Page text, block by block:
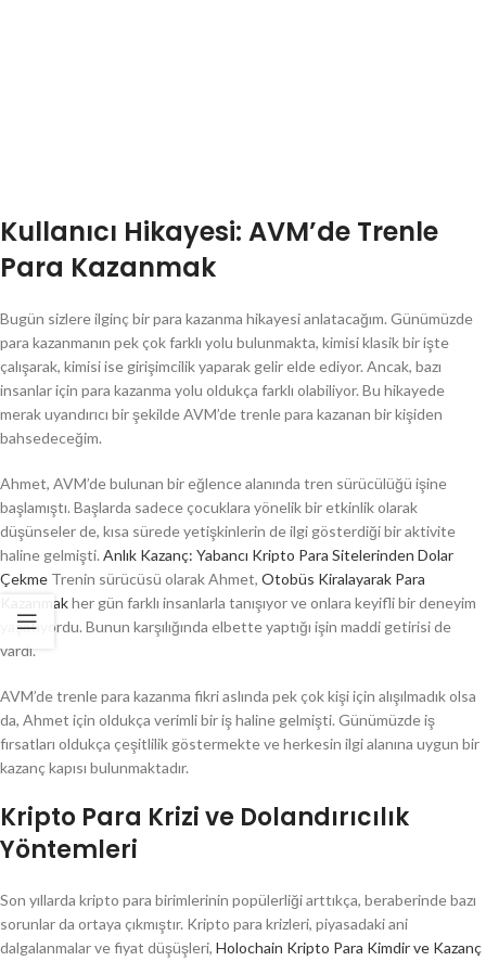
Kullanıcı Hikayesi: AVM’de Trenle
Para Kazanmak
Bugün sizlere ilginç bir para kazanma hikayesi anlatacağım. Günümüzde
para kazanmanın pek çok farklı yolu bulunmakta, kimisi klasik bir işte
çalışarak, kimisi ise girişimcilik yaparak gelir elde ediyor. Ancak, bazı
insanlar için para kazanma yolu oldukça farklı olabiliyor. Bu hikayede
merak uyandırıcı bir şekilde AVM’de trenle para kazanan bir kişiden
bahsedeceğim.
Ahmet, AVM’de bulunan bir eğlence alanında tren sürücülüğü işine
başlamıştı. Başlarda sadece çocuklara yönelik bir etkinlik olarak
düşünseler de, kısa sürede yetişkinlerin de ilgi gösterdiği bir aktivite
haline gelmişti. Anlık Kazanç: Yabancı Kripto Para Sitelerinden Dolar
Çekme Trenin sürücüsü olarak Ahmet, Otobüs Kiralayarak Para
Kazanmakher gün farklı insanlarla tanışıyor ve onlara keyifli bir deneyim
yaşatıyordu. Bunun karşılığında elbette yaptığı işin maddi getirisi de
vardı.
AVM’de trenle para kazanma fikri aslında pek çok kişi için alışılmadık olsa
da, Ahmet için oldukça verimli bir iş haline gelmişti. Günümüzde iş
fırsatları oldukça çeşitlilik göstermekte ve herkesin ilgi alanına uygun bir
kazanç kapısı bulunmaktadır.
Kripto Para Krizi ve Dolandırıcılık
Yöntemleri
Son yıllarda kripto para birimlerinin popülerliği arttıkça, beraberinde bazı
sorunlar da ortaya çıkmıştır. Kripto para krizleri, piyasadaki ani
dalgalanmalar ve fiyat düşüşleri, Holochain Kripto Para Kimdir ve Kazanç